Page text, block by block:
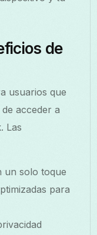
de
usuarios que
acceder a
Las
un solo toque
para